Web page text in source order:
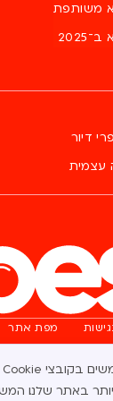
באתר שלנו.
משותפת
דיור
עצמית
מפת אתר